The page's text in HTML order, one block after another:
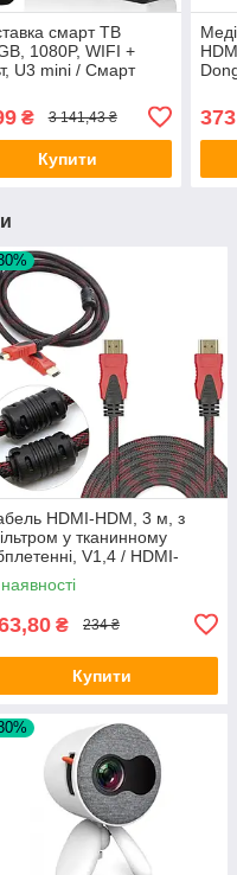
смарт ТВ
1080P, WIFI +
U3 mini / Смарт
приставка
₴ 3 141,43 ₴
Купити
HDMI-HDM, 3 м, з
у тканинному
V1,4 / HDMI-
для монітора та
₴ 234 ₴
Купити